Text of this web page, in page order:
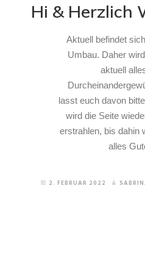
Hi & Herzlich
Aktuell befindet
Umbau. Daher
aktuell
lasst euch davon
wird die Seite
erstrahlen, bis dahin
alles
2. FEBRUAR 2022